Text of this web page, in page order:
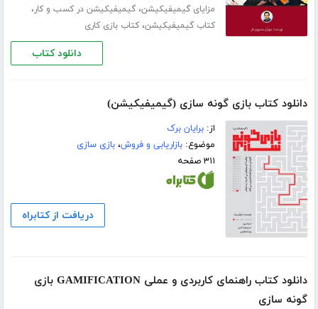
مزایای گیمیفیکیشن،گیمیفیکیشن در کسب و کار،
کتاب گیمیفیکیشن،کتاب بازی کاری
دانلود کتاب
دانلود کتاب بازی گونه سازی (گیمیفیکیشن)
از:برایان برک
موضوع:بازاریابی و فروش،بازی سازی
۳۱۱ صفحه
دریافت از کتابراه
دانلود کتاب راهنمای کاربردی و عملی GAMIFICATION بازی
گونه سازی